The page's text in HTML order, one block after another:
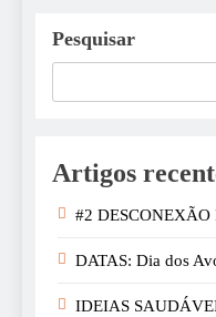
Pesquisar
Artigos
#2
DATAS: Dia dos
IDEIAS